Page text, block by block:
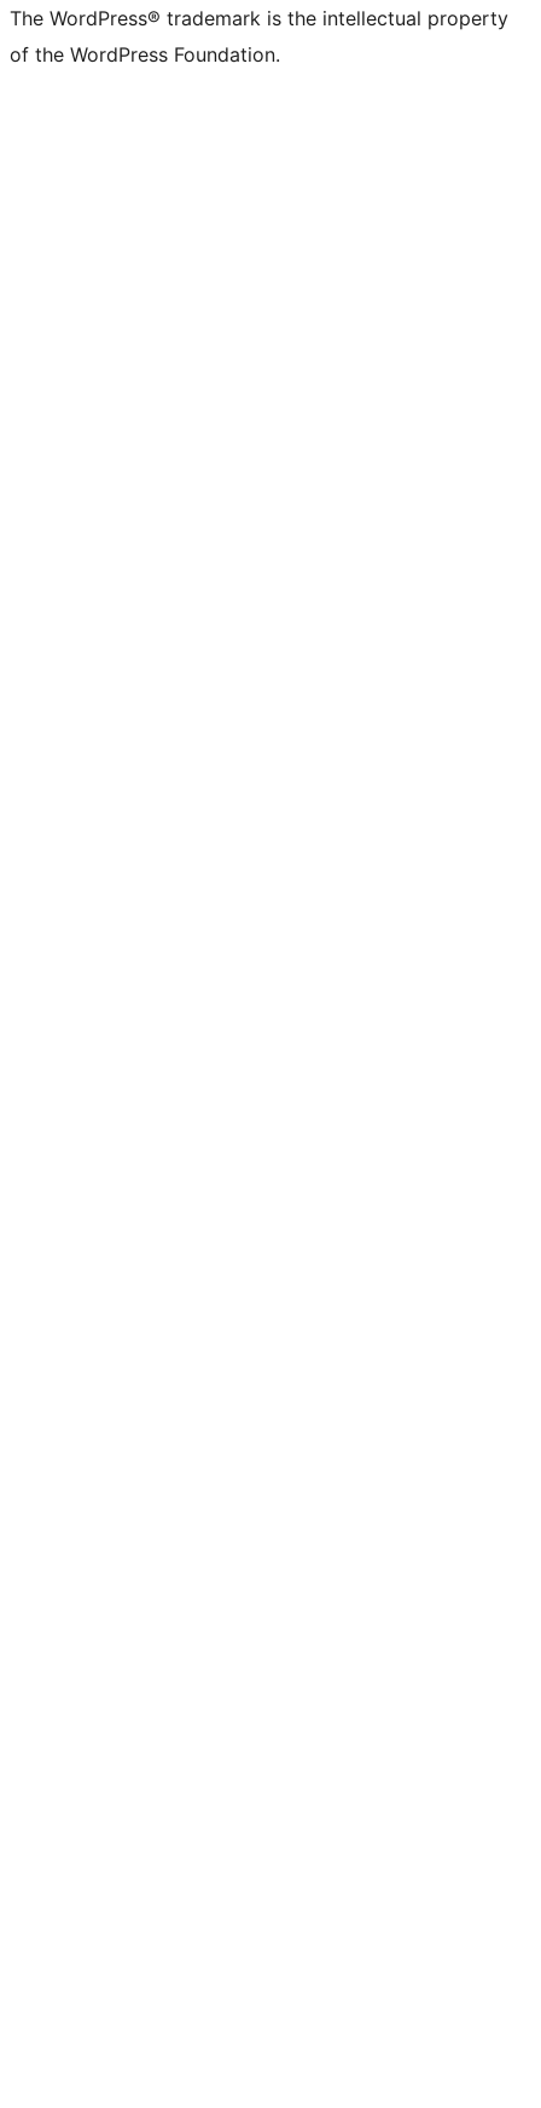
The WordPress® trademark is the intellectual property
of the WordPress Foundation.